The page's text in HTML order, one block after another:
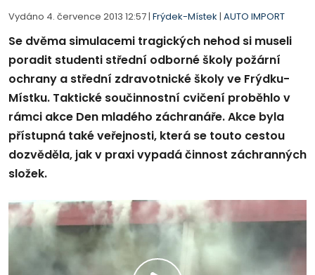
Vydáno 4. července 2013 12:57 | Frýdek-Místek | AUTO IMPORT
Se dvěma simulacemi tragických nehod si museli
poradit studenti střední odborné školy požární
ochrany a střední zdravotnické školy ve Frýdku-
Místku. Taktické součinnostní cvičení proběhlo v
rámci akce Den mladého záchranáře. Akce byla
přístupná také veřejnosti, která se touto cestou
dozvěděla, jak v praxi vypadá činnost záchranných
složek.